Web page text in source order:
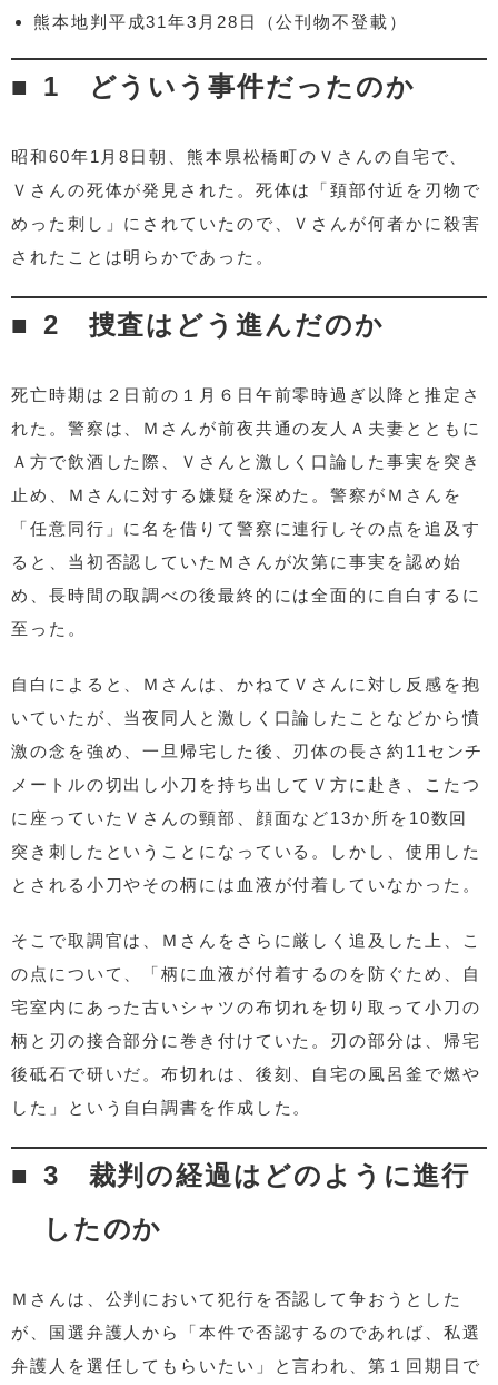
熊本地判平成31年3月28日（公刊物不登載）
1 どういう事件だったのか
昭和60年1月8日朝、熊本県松橋町のＶさんの自宅で、
Ｖさんの死体が発見された。死体は「頚部付近を刃物で
めった刺し」にされていたので、Ｖさんが何者かに殺害
されたことは明らかであった。
2 捜査はどう進んだのか
死亡時期は２日前の１月６日午前零時過ぎ以降と推定さ
れた。警察は、Ｍさんが前夜共通の友人Ａ夫妻とともに
Ａ方で飲酒した際、Ｖさんと激しく口論した事実を突き
止め、Ｍさんに対する嫌疑を深めた。警察がＭさんを
「任意同行」に名を借りて警察に連行しその点を追及す
ると、当初否認していたＭさんが次第に事実を認め始
め、長時間の取調べの後最終的には全面的に自白するに
至った。
自白によると、Ｍさんは、かねてＶさんに対し反感を抱
いていたが、当夜同人と激しく口論したことなどから憤
激の念を強め、一旦帰宅した後、刃体の長さ約11センチ
メートルの切出し小刀を持ち出してＶ方に赴き、こたつ
に座っていたＶさんの頸部、顔面など13か所を10数回
突き刺したということになっている。しかし、使用した
とされる小刀やその柄には血液が付着していなかった。
そこで取調官は、Ｍさんをさらに厳しく追及した上、こ
の点について、「柄に血液が付着するのを防ぐため、自
宅室内にあった古いシャツの布切れを切り取って小刀の
柄と刃の接合部分に巻き付けていた。刃の部分は、帰宅
後砥石で研いだ。布切れは、後刻、自宅の風呂釜で燃や
した」という自白調書を作成した。
3 裁判の経過はどのように進行
したのか
Ｍさんは、公判において犯行を否認して争おうとした
が、国選弁護人から「本件で否認するのであれば、私選
弁護人を選任してもらいたい」と言われ、第１回期日で